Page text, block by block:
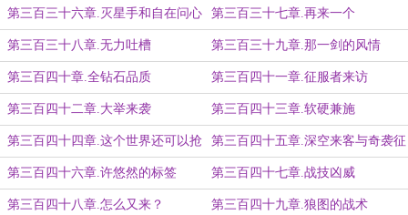
藏
第三百三十六章.灭星手和自在问心
剑
第三百三十七章.再来一个
第三百三十八章.无力吐槽 第三百三十九章.那一剑的风情
第三百四十章.全钻石品质 第三百四十一章.征服者来访
第三百四十二章.大举来袭 第三百四十三章.软硬兼施
第三百四十四章.这个世界还可以抢
救一下
第三百四十五章.深空来客与奇袭征
服者
第三百四十六章.许悠然的标签 第三百四十七章.战技凶威
第三百四十八章.怎么又来？ 第三百四十九章.狼图的战术